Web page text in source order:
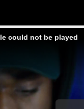
could not be played